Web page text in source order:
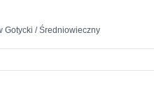
Gotycki /Średniowieczny